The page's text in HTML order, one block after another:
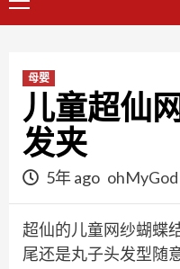
Menu
母婴
儿童超仙
发夹
5年 ago ohMyGod
超仙的儿童网纱蝴蝶
尾还是丸子头发型随